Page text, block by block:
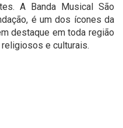
A Banda Musical São
é um dos ícones da
destaque em toda região
e culturais.